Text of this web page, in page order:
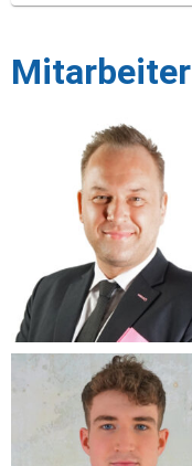
Mitarbeiter